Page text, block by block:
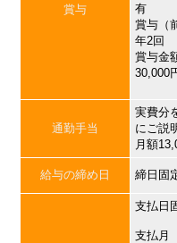
賞与
有
賞与（
年2回
賞与金
30,000
通勤手当
実費分
にご説
月額
給与の締め日 締日固
支払日
支払月